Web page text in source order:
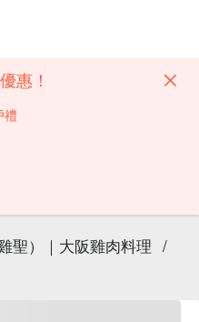
惠！
禮
聖）｜大阪雞肉料理 /